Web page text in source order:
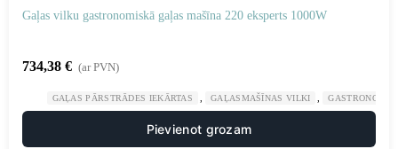
Gaļas vilku gastronomiskā gaļas mašīna 220 eksperts 1000W
734,38 € (ar PVN)
GAĻAS PĀRSTRĀDES IEKĀRTAS GAĻASMAŠĪNAS VILKI
Pievienot grozam